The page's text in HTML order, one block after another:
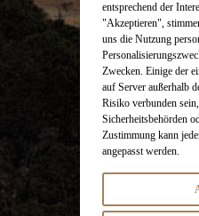
entsprechend der
"Akzeptieren",
uns die Nutzung
Zwecken. Einige der
auf Server außerhalb
Risiko verbunden
Sicherheitsbehörden
Zustimmung kann
angepasst werden.